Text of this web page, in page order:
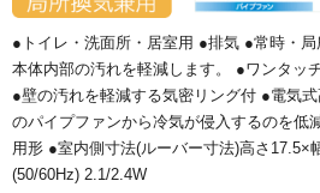
●トイレ・洗面所・居室用 ●排気 ●常時・局
本体内部の汚れを軽減します。 ●ワンタッ
●壁の汚れを軽減する気密リング付 ●電気
のパイプファンから冷気が侵入するのを低
用形 ●室内側寸法(ルーバー寸法)高さ17.5×
(50/60Hz) 2.1/2.4W